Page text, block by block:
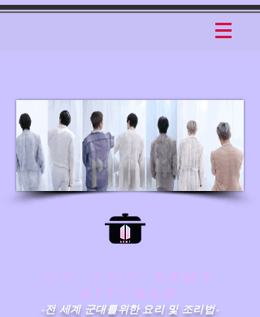
-전 세계 군대를위한 요리 및 조리법-